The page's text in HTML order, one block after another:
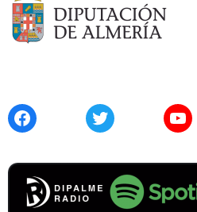
FacebookTwitter